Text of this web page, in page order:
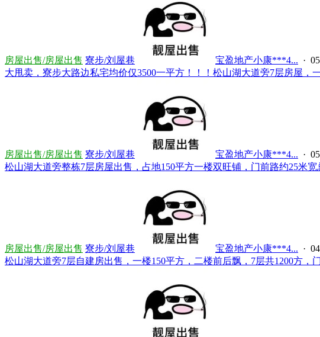
房屋出售/房屋出售 寮步/刘屋巷 宝盈地产小康***4... ·
大甩卖，寮步大路边私宅均价仅3500一平方！！！松山湖大道旁7层房屋，
房屋出售/房屋出售 寮步/刘屋巷 宝盈地产小康***4... ·
松山湖大道旁整栋7层房屋出售，占地150平方一楼双旺铺，门前路约25米宽
房屋出售/房屋出售 寮步/刘屋巷 宝盈地产小康***4... ·
松山湖大道旁7层自建房出售，一楼150平方，二楼前后飘，7层共1200方，